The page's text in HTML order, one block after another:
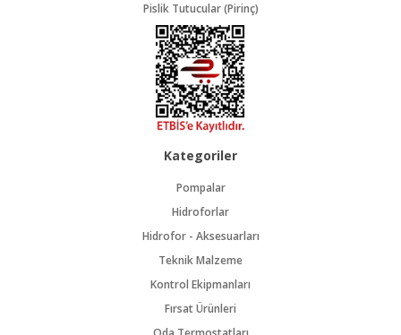
Pislik Tutucular (Pirinç)
Kategoriler
Pompalar
Hidroforlar
Hidrofor - Aksesuarları
Teknik Malzeme
Kontrol Ekipmanları
Fırsat Ürünleri